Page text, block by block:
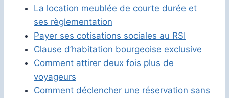
La location meublée de courte durée et
ses règlementation
Payer ses cotisations sociales au RSI
Clause d’habitation bourgeoise exclusive
Comment attirer deux fois plus de
voyageurs
Comment déclencher une réservation sans